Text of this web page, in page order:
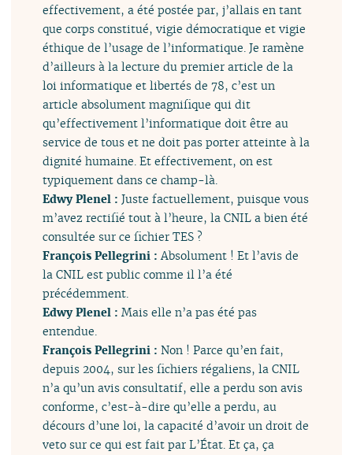
effectivement, a été postée par, j’allais en tant
que corps constitué, vigie démocratique et vigie
éthique de l’usage de l’informatique. Je ramène
d’ailleurs à la lecture du premier article de la
loi informatique et libertés de 78, c’est un
article absolument magnifique qui dit
qu’effectivement l’informatique doit être au
service de tous et ne doit pas porter atteinte à la
dignité humaine. Et effectivement, on est
typiquement dans ce champ-là.
Edwy Plenel :Juste factuellement, puisque vous
m’avez rectifié tout à l’heure, la CNIL a bien été
consultée sur ce fichier TES ?
François Pellegrini :Absolument ! Et l’avis de
la CNIL est public comme il l’a été
précédemment.
Edwy Plenel :Mais elle n’a pas été pas
entendue.
François Pellegrini :Non ! Parce qu’en fait,
depuis 2004, sur les fichiers régaliens, la CNIL
n’a qu’un avis consultatif, elle a perdu son avis
conforme, c’est-à-dire qu’elle a perdu, au
décours d’une loi, la capacité d’avoir un droit de
veto sur ce qui est fait par L’État. Et ça, ça